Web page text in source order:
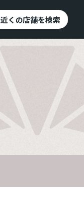
くの店舗を検索